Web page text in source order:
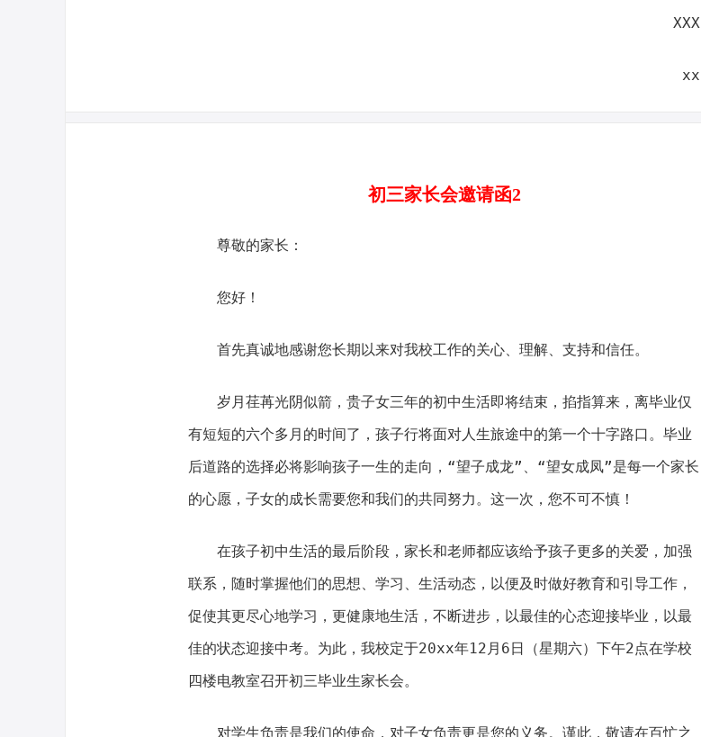
XXX
xx
初三家长会邀请函2
尊敬的家长：
您好！
首先真诚地感谢您长期以来对我校工作的关心、理解、支持和信任。
岁月荏苒光阴似箭，贵子女三年的初中生活即将结束，掐指算来，离毕业仅
有短短的六个多月的时间了，孩子行将面对人生旅途中的第一个十字路口。毕业
后道路的选择必将影响孩子一生的走向，“望子成龙”、“望女成凤”是每一个家长
的心愿，子女的成长需要您和我们的共同努力。这一次，您不可不慎！
在孩子初中生活的最后阶段，家长和老师都应该给予孩子更多的关爱，加强
联系，随时掌握他们的思想、学习、生活动态，以便及时做好教育和引导工作，
促使其更尽心地学习，更健康地生活，不断进步，以最佳的心态迎接毕业，以最
佳的状态迎接中考。为此，我校定于20xx年12月6日（星期六）下午2点在学校
四楼电教室召开初三毕业生家长会。
对学生负责是我们的使命，对子女负责更是您的义务。谨此，敬请在百忙之